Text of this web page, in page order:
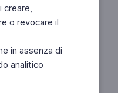
creare,
o revocare il
in assenza di
analitico